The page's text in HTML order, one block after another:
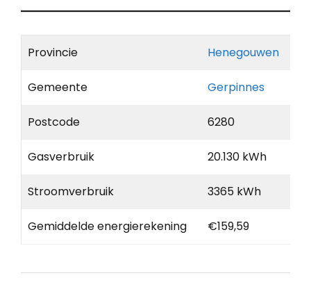
Provincie Henegouwen
Gemeente Gerpinnes
Postcode 6280
Gasverbruik 20.130 kWh
Stroomverbruik 3365 kWh
Gemiddelde energierekening €159,59